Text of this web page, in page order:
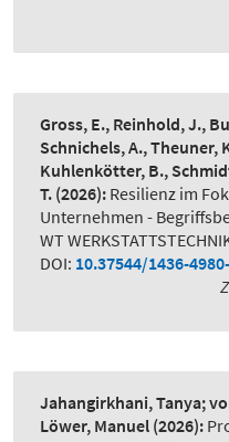
Gross, E., Reinhold, J.,
Schnichels, A., Theuner,
Kuhlenkötter, B.,
T. (2026): Resilienz im
Unternehmen -
WT
DOI: 10.37544/1436-
Jahangirkhani, Tanya;
Löwer, Manuel (2026):